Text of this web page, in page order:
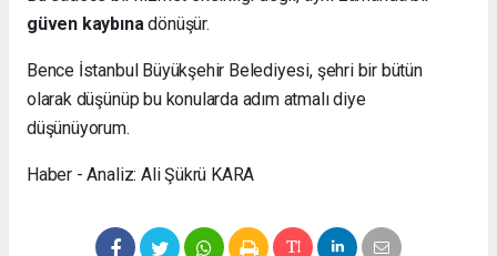
güven kaybınadönüşür.
Bence İstanbul Büyükşehir Belediyesi, şehri bir bütün
olarak düşünüp bu konularda adım atmalı diye
düşünüyorum.
Haber - Analiz: Ali Şükrü KARA